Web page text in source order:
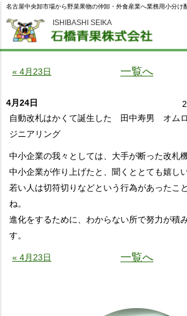
ISHIBASHI SEIKA
名古屋中央卸市場から野菜果物の仲卸・外食産業へ業務用小分け
« 4月23日 一覧へ
4月24日
自動改札はかくて誕生した 田中寿男 オム
ジニアリング
中小企業の我々としては、大手が断った改札
中小企業が作り上げたと、聞くととても嬉し
若い人は切符切りなどという行為があったこ
ね。
進化をするために、わからない所で努力が積
す。
« 4月23日 一覧へ